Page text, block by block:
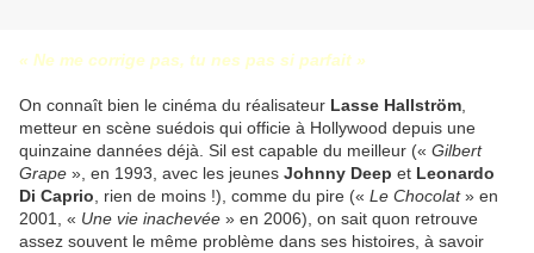
« Ne me corrige pas, tu nes pas si parfait »
On connaît bien le cinéma du réalisateur Lasse Hallström
metteur en scène suédois qui officie à Hollywood depuis une
quinzaine dannées déjà. Sil est capable du meilleur (« Gilbert
Grape », en 1993, avec les jeunes Johnny Deep et Leonardo
Di Caprio , rien de moins !), comme du pire (« Le Chocolat» en
2001, « Une vie inachevée » en 2006), on sait quon retrouve
assez souvent le même problème dans ses histoires, à savoir